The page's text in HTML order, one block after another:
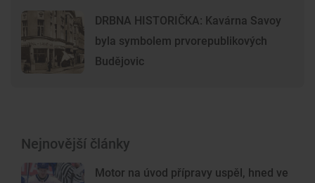
DRBNA HISTORIČKA: Kavárna Savoy
byla symbolem prvorepublikových
Budějovic
Nejnovější články
Motor na úvod přípravy uspěl, hned ve